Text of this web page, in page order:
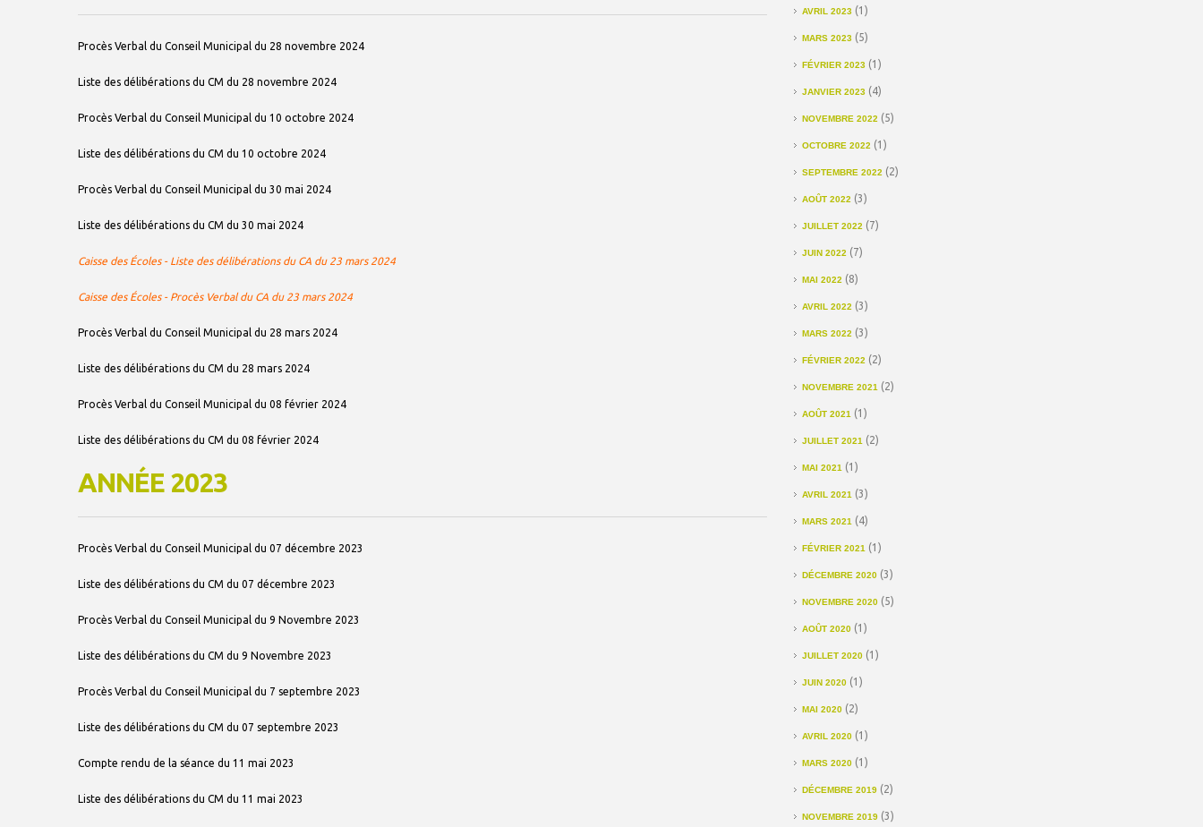
Procès Verbal du Conseil Municipal du 28 novembre 2024
Liste des délibérations du CM du 28 novembre 2024
Procès Verbal du Conseil Municipal du 10 octobre 2024
Liste des délibérations du CM du 10 octobre 2024
Procès Verbal du Conseil Municipal du 30 mai 2024
Liste des délibérations du CM du 30 mai 2024
Caisse des Écoles - Liste des délibérations du CA du 23 mars 2024
Caisse des Écoles - Procès Verbal du CA du 23 mars 2024
Procès Verbal du Conseil Municipal du 28 mars 2024
Liste des délibérations du CM du 28 mars 2024
Procès Verbal du Conseil Municipal du 08 février 2024
Liste des délibérations du CM du 08 février 2024
ANNÉE 2023
Procès Verbal du Conseil Municipal du 07 décembre 2023
Liste des délibérations du CM du 07 décembre 2023
Procès Verbal du Conseil Municipal du 9 Novembre 2023
Liste des délibérations du CM du 9 Novembre 2023
Procès Verbal du Conseil Municipal du 7 septembre 2023
Liste des délibérations du CM du 07 septembre 2023
Compte rendu de la séance du 11 mai 2023
Liste des délibérations du CM du 11 mai 2023
AVRIL 2023 (1)
MARS 2023 (5)
FÉVRIER 2023 (1)
JANVIER 2023 (4)
NOVEMBRE 2022 (5)
OCTOBRE 2022 (1)
SEPTEMBRE 2022 (2)
AOÛT 2022 (3)
JUILLET 2022 (7)
JUIN 2022 (7)
MAI 2022 (8)
AVRIL 2022 (3)
MARS 2022 (3)
FÉVRIER 2022 (2)
NOVEMBRE 2021 (2)
AOÛT 2021 (1)
JUILLET 2021 (2)
MAI 2021 (1)
AVRIL 2021 (3)
MARS 2021 (4)
FÉVRIER 2021 (1)
DÉCEMBRE 2020 (3)
NOVEMBRE 2020 (5)
AOÛT 2020 (1)
JUILLET 2020 (1)
JUIN 2020 (1)
MAI 2020 (2)
AVRIL 2020 (1)
MARS 2020 (1)
DÉCEMBRE 2019 (2)
NOVEMBRE 2019 (3)